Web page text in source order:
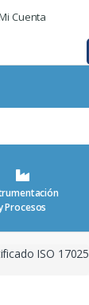
Cuenta
Procesos
ISO 17025